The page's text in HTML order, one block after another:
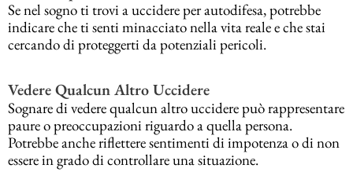
Se nel sogno ti trovi a uccidere per autodifesa, potrebbe
indicare che ti senti minacciato nella vita reale e che stai
cercando di proteggerti da potenziali pericoli.
Vedere Qualcun Altro Uccidere
Sognare di vedere qualcun altro uccidere può rappresentare
paure o preoccupazioni riguardo a quella persona.
Potrebbe anche riflettere sentimenti di impotenza o di non
essere in grado di controllare una situazione.